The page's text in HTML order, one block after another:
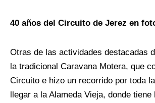
40 años del Circuito de Jerez en
Otras de las actividades destacadas
la tradicional Caravana Motera, que
Circuito e hizo un recorrido por toda
llegar a la Alameda Vieja, donde